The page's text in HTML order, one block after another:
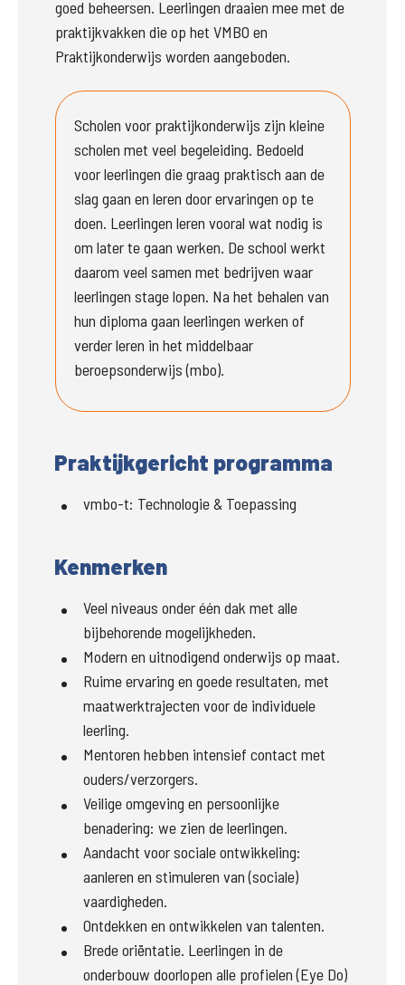
goed beheersen. Leerlingen draaien mee met de
praktijkvakken die op het VMBO en
Praktijkonderwijs worden aangeboden.
Scholen voor praktijkonderwijs zijn kleine
scholen met veel begeleiding. Bedoeld
voor leerlingen die graag praktisch aan de
slag gaan en leren door ervaringen op te
doen. Leerlingen leren vooral wat nodig is
om later te gaan werken. De school werkt
daarom veel samen met bedrijven waar
leerlingen stage lopen. Na het behalen van
hun diploma gaan leerlingen werken of
verder leren in het middelbaar
beroepsonderwijs (mbo).
Praktijkgericht programma
vmbo-t: Technologie & Toepassing
Kenmerken
Veel niveaus onder één dak met alle
bijbehorende mogelijkheden.
Modern en uitnodigend onderwijs op maat.
Ruime ervaring en goede resultaten, met
maatwerktrajecten voor de individuele
leerling.
Mentoren hebben intensief contact met
ouders/verzorgers.
Veilige omgeving en persoonlijke
benadering: we zien de leerlingen.
Aandacht voor sociale ontwikkeling:
aanleren en stimuleren van (sociale)
vaardigheden.
Ontdekken en ontwikkelen van talenten.
Brede oriëntatie. Leerlingen in de
onderbouw doorlopen alle profielen (Eye Do)